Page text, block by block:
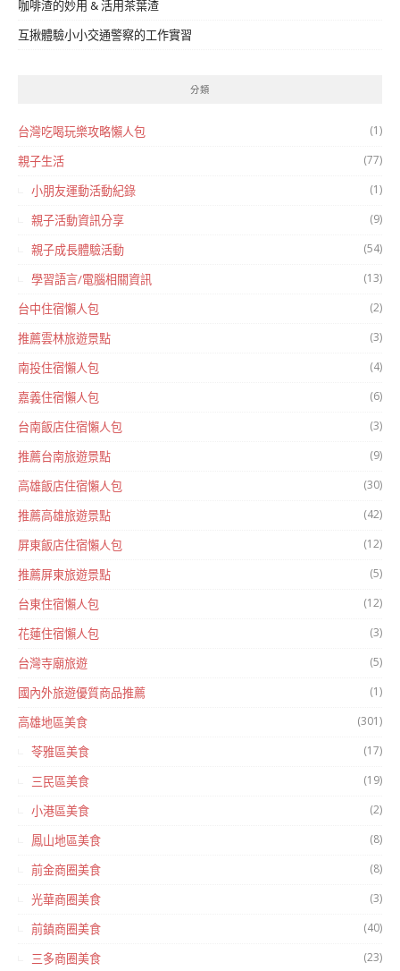
咖啡渣的妙用 & 活用茶葉渣
互揪體驗小小交通警察的工作實習
分類
台灣吃喝玩樂攻略懶人包 (1)
親子生活 (77)
小朋友運動活動紀錄 (1)
親子活動資訊分享 (9)
親子成長體驗活動 (54)
學習語言/電腦相關資訊 (13)
台中住宿懶人包 (2)
推薦雲林旅遊景點 (3)
南投住宿懶人包 (4)
嘉義住宿懶人包 (6)
台南飯店住宿懶人包 (3)
推薦台南旅遊景點 (9)
高雄飯店住宿懶人包 (30)
推薦高雄旅遊景點 (42)
屏東飯店住宿懶人包 (12)
推薦屏東旅遊景點 (5)
台東住宿懶人包 (12)
花蓮住宿懶人包 (3)
台灣寺廟旅遊 (5)
國內外旅遊優質商品推薦 (1)
高雄地區美食 (301)
苓雅區美食 (17)
三民區美食 (19)
小港區美食 (2)
鳳山地區美食 (8)
前金商圈美食 (8)
光華商圈美食 (3)
前鎮商圈美食 (40)
三多商圈美食 (23)